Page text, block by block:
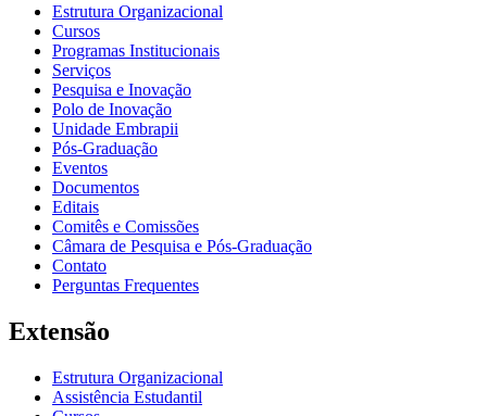
Estrutura Organizacional
Cursos
Programas Institucionais
Serviços
Pesquisa e Inovação
Polo de Inovação
Unidade Embrapii
Pós-Graduação
Eventos
Documentos
Editais
Comitês e Comissões
Câmara de Pesquisa e Pós-Graduação
Contato
Perguntas Frequentes
Extensão
Estrutura Organizacional
Assistência Estudantil